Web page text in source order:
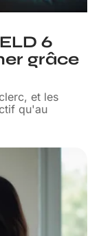
6
grâce
et les
qu'au